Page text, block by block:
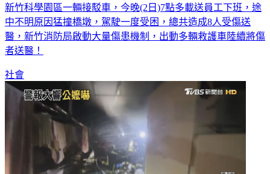
新竹科學園區一輛接駁車，今晚(2日)7點多載送員工下班，途
中不明原因猛撞橋墩，駕駛一度受困，總共造成8人受傷送
醫，新竹消防局啟動大量傷患機制，出動多輛救護車陸續將傷
者送醫！
社會